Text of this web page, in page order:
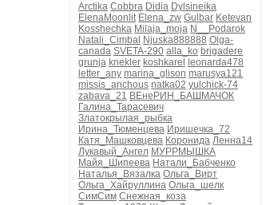
Arctika Cobbra Didia Dylsineika
ElenaMoonlit Elena_zw Gulbar Ketevan
Kosshechka Milaja_moja N__Podarok
Natali_Cimbal Njuska888888 Olga-
canada SVETA-290 alla_ko brigadere
grunja knekler koshkarel
leonarda478
letter_any marina_glison marusya121
missis_anchous natka02 yulchick-74
zabava_21 ВЕнеРИН_БАШМАЧОК
Галина_Тарасевич
Златокрылая_рыбка
Ирина_Тюменцева Иришечка_72
Катя_Машковцева Коронида Ленна14
Лукавый_Ангел МУРРМЫШКА
Майя_Шипеева Натали_Бабченко
Наталья_Вязалка Ольга_Вирт
Ольга_Хайруллина Ольга_шелк
СимСим Снежная_коза